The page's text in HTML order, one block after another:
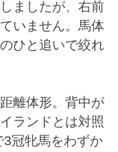
ましたが、右前
いません。馬体
ひと追いで絞れ
離体形。背中が
ランドとは対照
冠牝馬をわずか